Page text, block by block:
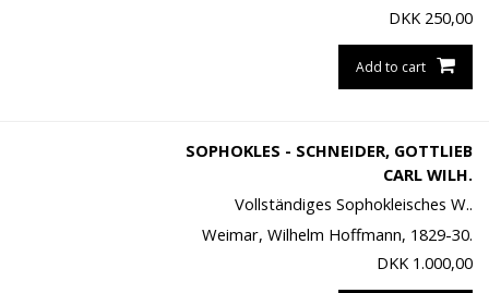
DKK 250,00
Add to cart
SOPHOKLES - SCHNEIDER, GOTTLIEB
CARL WILH.
Vollständiges Sophokleisches W..
Weimar, Wilhelm Hoffmann, 1829-30.
DKK 1.000,00